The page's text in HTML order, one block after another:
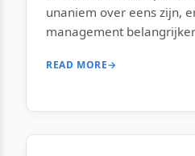
unaniem over eens zijn,
management
ter wereld hebben, maar
met lege handen. Het EK
READ MORE→